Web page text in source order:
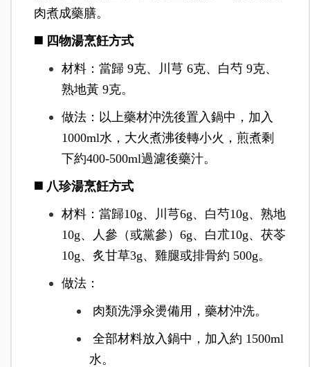
肉煮成藥膳。
◼️ 四物湯烹飪方式
材料：當歸 9克、川芎 6克、白芍 9克、
熟地黃 9克。
做法：以上藥材沖洗後置入鍋中，加入
1000ml水，大火煮沸後轉小火，煎煮剩
下約400-500ml過濾後藥汁。
◼️ 八珍湯烹飪方式
材料：當歸10g、川芎6g、白芍10g、熟地
10g、人參（或黨參）6g、白朮10g、茯苓
10g、炙甘草3g、雞腿或排骨約 500g。
做法：
肉類洗淨汆燙備用，藥材沖洗。
全部材料放入鍋中，加入約 1500ml
水。